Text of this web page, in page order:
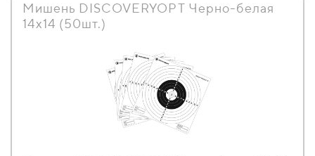
Мишень DISCOVERYOPT Черно-белая
14х14 (50шт.)